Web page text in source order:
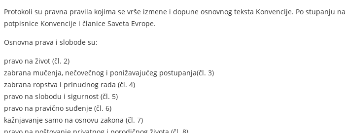
Protokoli su pravna pravila kojima se vrše izmene i dopune osnovnog teksta Konvencije. Po stupanju
potpisnice Konvencije i članice Saveta Evrope.
Osnovna prava i slobode su:
pravo na život (čl. 2)
zabrana mučenja, nečovečnog i ponižavajućeg postupanja(čl. 3)
zabrana ropstva i prinudnog rada (čl. 4)
pravo na slobodu i sigurnost (čl. 5)
pravo na pravično suđenje (čl. 6)
kažnjavanje samo na osnovu zakona (čl. 7)